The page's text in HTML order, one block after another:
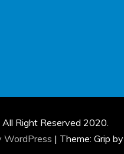
All Right Reserved 2020.
WordPress | Theme: Grip by